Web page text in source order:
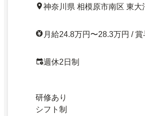
神奈川県 相模原市南区 東大
月給24.8万円〜28.3万円 / 賞
週休2日制
研修あり
シフト制